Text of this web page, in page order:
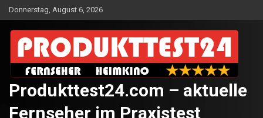
Skip
to
content
Donnerstag, August 6, 2026
Produkttest24.com – aktuelle
Fernseher im Praxistest